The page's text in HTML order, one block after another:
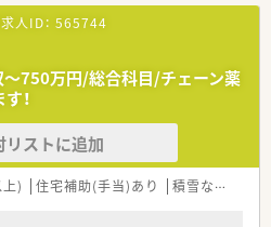
人ID： 565744
～750万円/総合科目/チェーン薬
！
リストに追加
) 住宅補助(手当)あり 積雪なし